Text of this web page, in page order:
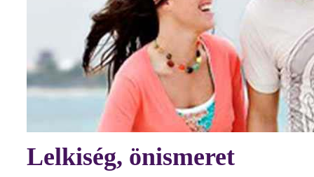
Lelkiség, önismeret